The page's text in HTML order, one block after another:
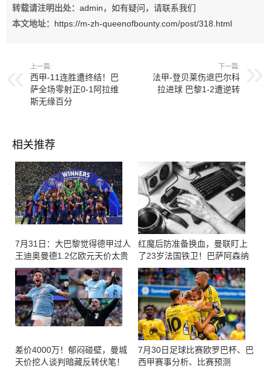
转载请注明出处： admin，如有疑问，请联系我们
本文地址： https://m-zh-queenofbounty.com/post/318.html
上一篇:
西甲-11连胜遭终结！巴
萨全场零射正0-1阿拉维
斯无缘百分
下一篇:
法甲-登贝莱伤退巴尔科
拉进球 巴黎1-2遭逆转
相关推荐
7月31日：大巴黎觉得德甲过人
王迪奥曼德1.2亿欧元天价太贵
红魔后防准备换血，曼联盯上
了23岁法国铁卫！巴萨阿森纳
加入战局
差价4000万！郁闷碰壁，曼城
天价挖人谈判暗藏反转伏笔！
7月30日足球比赛欧罗巴杯、巴
西甲赛事分析、比赛预测